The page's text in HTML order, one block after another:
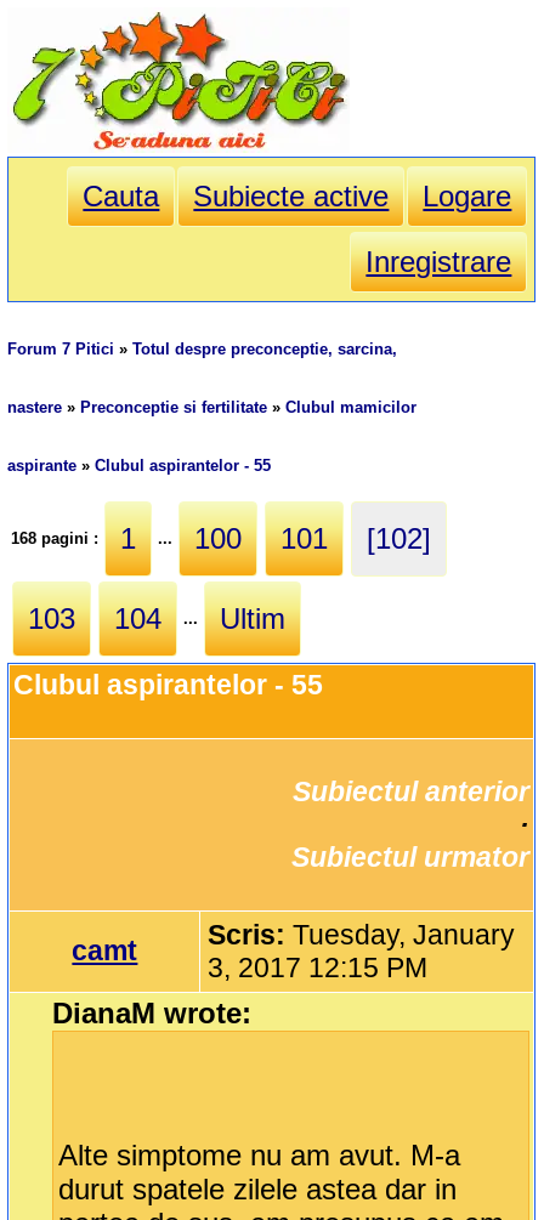
Cauta Subiecte active
Logare
Inregistrare
Forum 7 Pitici »Totul despre preconceptie, sarcina,
nastere » Preconceptie si fertilitate »Clubul mamicilor
aspirante »Clubul aspirantelor - 55
168 pagini : 1 ... 100 101 [102]
103 104 ... Ultim
Clubul aspirantelor - 55
Subiectul anterior
Subiectul urmator
camt Scris:Tuesday, January
3, 2017 12:15 PM
DianaM wrote:
Alte simptome nu am avut. M-a
durut spatele zilele astea dar in